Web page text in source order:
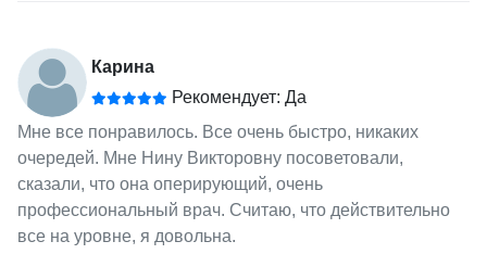
Карина
Рекомендует: Да
Мне все понравилось. Все очень быстро, никаких
очередей. Мне Нину Викторовну посоветовали,
сказали, что она оперирующий, очень
профессиональный врач. Считаю, что действительно
все на уровне, я довольна.